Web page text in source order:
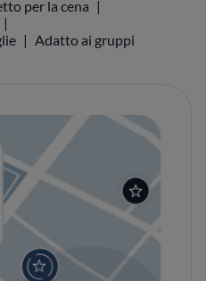
per la cena
Adatto ai gruppi